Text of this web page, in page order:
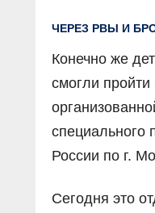
ЧЕРЕЗ РВЫ И
Конечно же
смогли
России по г.
Сегодня это